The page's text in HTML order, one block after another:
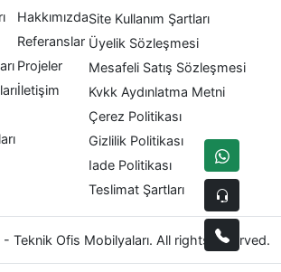
Hakkımızda
Referanslar
Projeler
İletişim
Site Kullanım Şartları
Üyelik Sözleşmesi
Mesafeli Satış Sözleşmesi
Kvkk Aydınlatma Metni
Çerez Politikası
Gizlilik Politikası
Iade Politikası
Teslimat Şartları
Ofis Mobilyaları. All rights reserved.